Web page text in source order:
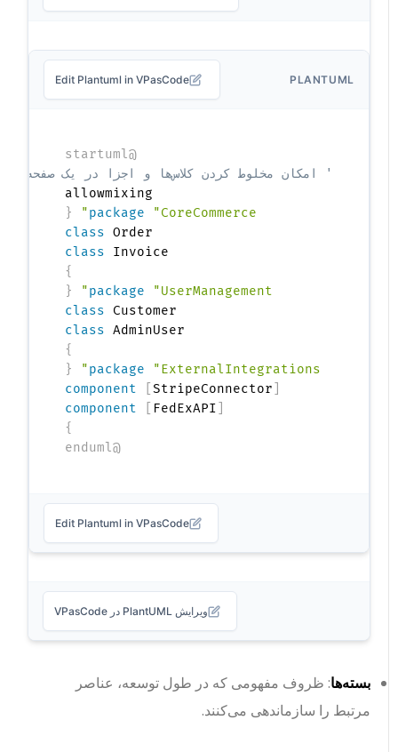
PLANTUML
Edit Plantuml in VPasCode
' امکان مخلوط کردن کلاس‌ها و اجزا در یک صفحه مشترک
allowmixing
package "CoreCommerce"
{
class
Order
class Invoice
package "UserManagement"
{
class
Customer
class AdminUser
package "ExternalIntegrations"
{
component
[StripeConnector
component
[FedExAPI
Edit Plantuml in VPasCode
ویرایش PlantUML در VPasCode
بسته‌ها: ظروف مفهومی که در طول توسعه، عناصر
مرتبط را سازماندهی می‌کنند.